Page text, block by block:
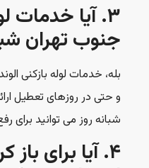
۳. آیا خدمات
جنوب تهران
و حتی در روزهای تعطیل
شبانه روز می توانید برای
۴. آیا برای